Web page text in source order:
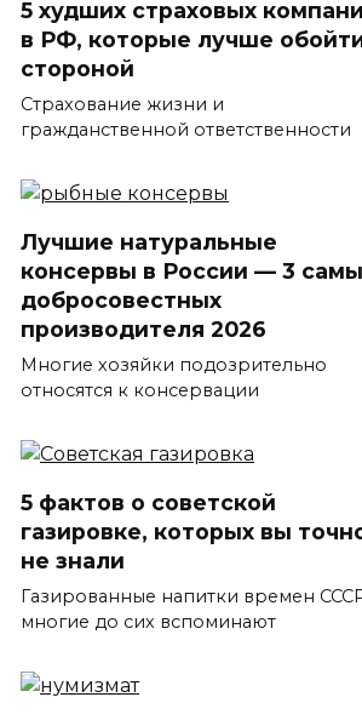
5 худших страховых
в РФ, которые лучше
стороной
Страхование жизни и
гражданственной ответственности
Лучшие натуральные
консервы в России — 3
добросовестных
производителя 2026
Многие хозяйки подозрительно
относятся к консервации
5 фактов о советской
газировке, которых вы
не знали
Газированные напитки времен
многие до сих вспоминают